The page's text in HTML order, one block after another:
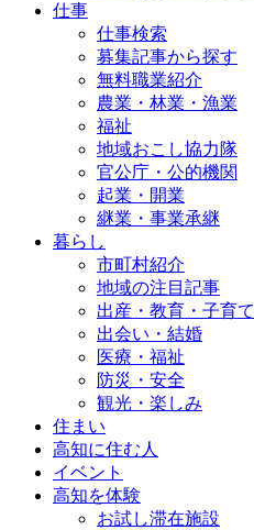
仕事
仕事検索
募集記事から探す
無料職業紹介
農業・林業・漁業
福祉
地域おこし協力隊
官公庁・公的機関
起業・開業
継業・事業承継
暮らし
市町村紹介
地域の注目記事
出産・教育・子育て
出会い・結婚
医療・福祉
防災・安全
観光・楽しみ
住まい
高知に住む人
イベント
高知を体験
お試し滞在施設